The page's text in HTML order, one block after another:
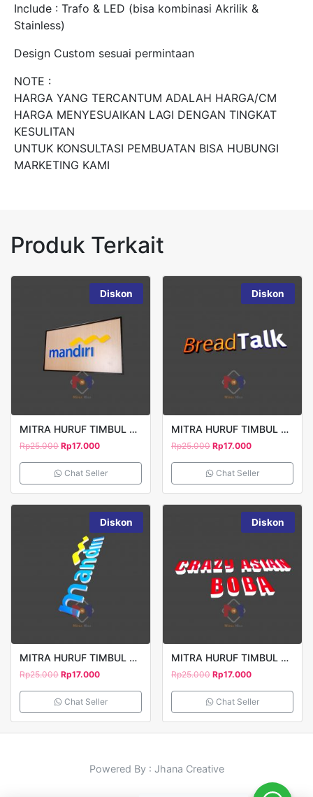
Include : Trafo & LED (bisa kombinasi Akrilik &
Stainless)
Design Custom sesuai permintaan
NOTE :
HARGA YANG TERCANTUM ADALAH HARGA/CM
HARGA MENYESUAIKAN LAGI DENGAN TINGKAT
KESULITAN
UNTUK KONSULTASI PEMBUATAN BISA HUBUNGI
MARKETING KAMI
Produk Terkait
Diskon
MITRA HURUF TIMBUL MANDIRI
Rp25.000 Rp17.000
Chat Seller
Diskon
MITRA HURUF TIMBUL BREADTALK
Rp25.000 Rp17.000
Chat Seller
Diskon
MITRA HURUF TIMBUL MANDIRI 2
Rp25.000 Rp17.000
Chat Seller
Diskon
MITRA HURUF TIMBUL ASIAN BOBA
Rp25.000 Rp17.000
Chat Seller
Powered By : Jhana Creative